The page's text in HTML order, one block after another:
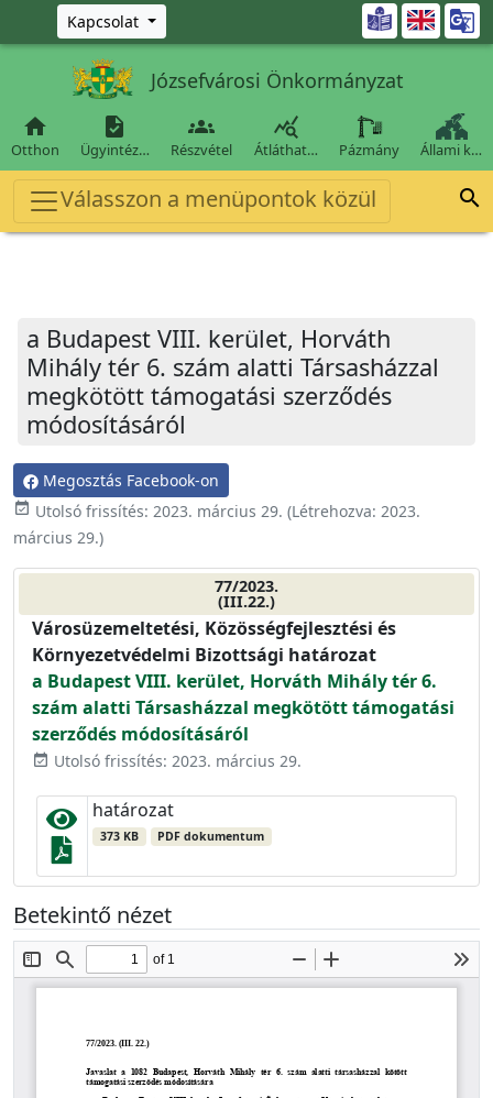
Ugrás a fő tartalomra
Kapcsolat 
Józsefvárosi Önkormányzat

Otthon

Ügyintéz…

Részvétel

Átláthat… Pázmány Állami k…
Válasszon a menüpontok közül 
a Budapest VIII. kerület, Horváth
Mihály tér 6. szám alatti Társasházzal
megkötött támogatási szerződés
módosításáról
Megosztás Facebook-on
event_available Utolsó frissítés: 2023. március 29. (Létrehozva: 2023.
március 29.)
77/2023.
(III.22.)
Városüzemeltetési, Közösségfejlesztési és
Környezetvédelmi Bizottsági határozat
a Budapest VIII. kerület, Horváth Mihály tér 6.
szám alatti Társasházzal megkötött támogatási
szerződés módosításáról
event_available Utolsó frissítés: 2023. március 29.
határozat
373 KB PDF dokumentum
Betekintő nézet